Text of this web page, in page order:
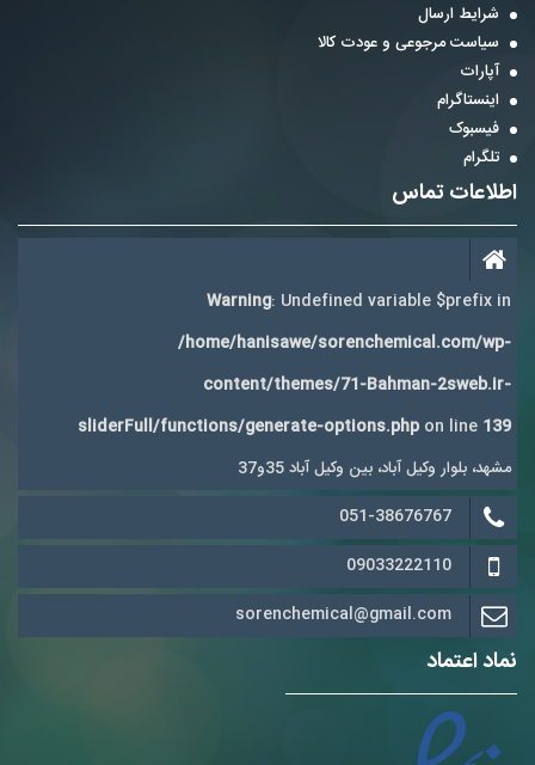
شرایط ارسال
سیاست مرجوعی و عودت کالا
آپارات
اینستاگرام
فیسبوک
تلگرام
اطلاعات تماس
Warning: Undefined variable $prefix in
/home/hanisawe/sorenchemical.com/wp-
content/themes/71-Bahman-2sweb.ir-
sliderFull/functions/generate-options.php on line 139
مشهد، بلوار وکیل آباد، بین وکیل آباد 35و37
051-38676767
09033222110
sorenchemical@gmail.com
نماد اعتماد